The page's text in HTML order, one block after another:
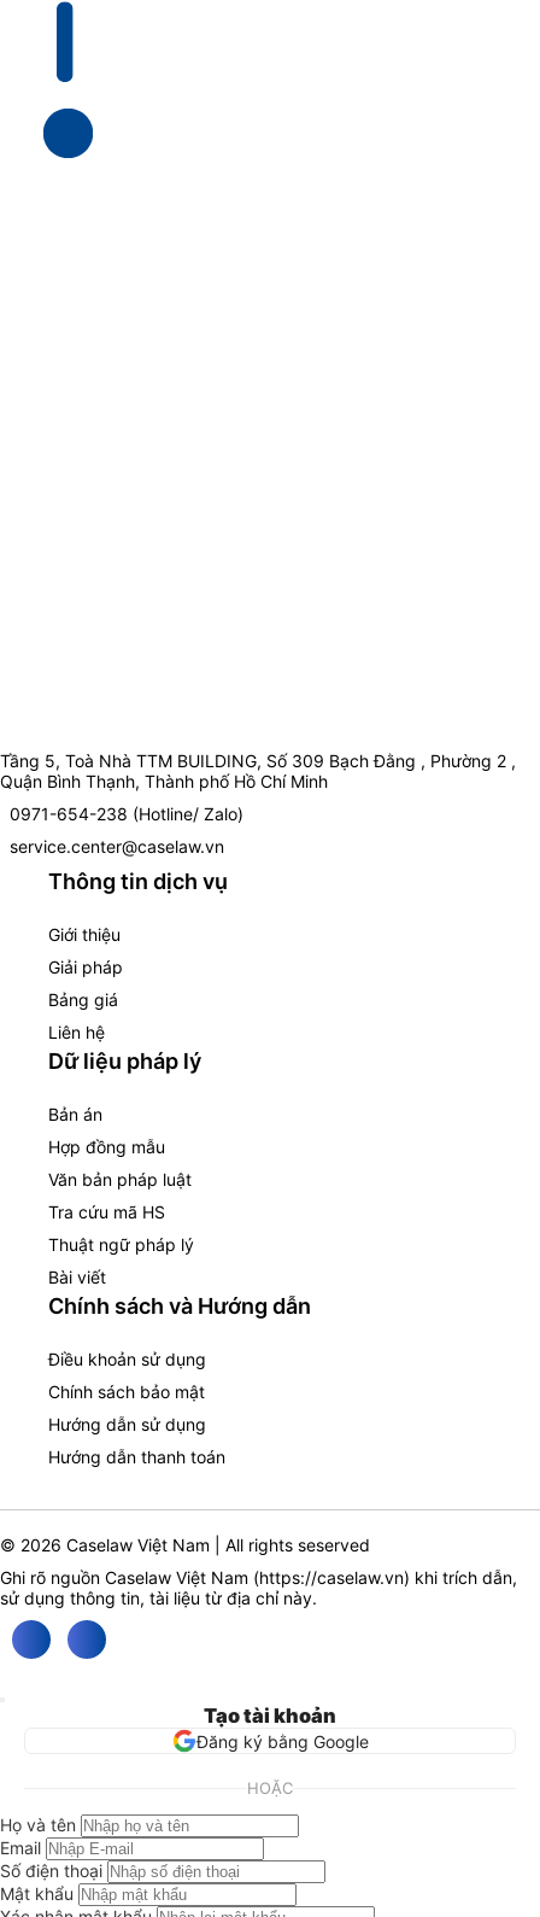
Tầng 5, Toà Nhà TTM BUILDING, Số 309 Bạch Đằng , Phường 2 ,
Quận Bình Thạnh, Thành phố Hồ Chí Minh
0971-654-238 (Hotline/ Zalo)
service.center@caselaw.vn
Thông tin dịch vụ
Giới thiệu
Giải pháp
Bảng giá
Liên hệ
Dữ liệu pháp lý
Bản án
Hợp đồng mẫu
Văn bản pháp luật
Tra cứu mã HS
Thuật ngữ pháp lý
Bài viết
Chính sách và Hướng dẫn
Điều khoản sử dụng
Chính sách bảo mật
Hướng dẫn sử dụng
Hướng dẫn thanh toán
© 2026 Caselaw Việt Nam | All rights seserved
Ghi rõ nguồn Caselaw Việt Nam (https://caselaw.vn) khi trích dẫn,
sử dụng thông tin, tài liệu từ địa chỉ này.
Tạo tài khoản
Đăng ký bằng Google
HOẶC
Họ và tên
Email
Số điện thoại
Mật khẩu